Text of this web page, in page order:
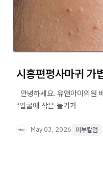
시흥편평사마귀 가
안녕하세요. 유앤아이의원
“얼굴에 작은 돌기가
May 03, 2026 피부칼럼